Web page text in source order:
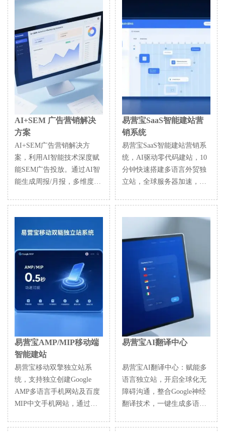
造跨境电商独立站，实现品
牌出海与全球销售增长。 平
台支持多语言、多币种、多
渠道营销，内置AI智能翻译
与SEO优化系统，适配东南
亚、欧美、拉美、中东等主
流市场，助力中国制造企业
高效布局国际电商版图。
效、更直观的方式触达B端
与C端客户。通过云建站、
大数据分析与广告智能投放
体系，助力企业打破渠道壁
垒，实现国内外市场拓展与
品牌价值提升。
AI+SEM 广告营销解决
方案
AI+SEM广告营销解决方
案，利用AI智能技术深度赋
能SEM广告投放。通过AI智
能生成周报/月报，多维度呈
投放成效与趋势。AI精准推
荐关键词与投放国家，智能
生成高转化广告语，一键启
快速获客。同时，系统实时
监测核心指标，智能识别波
动异常并及时预警，保障广
告效果稳定高回报。
易营宝SaaS智能建站营
销系统
易营宝SaaS智能建站营销系
统，AI驱动零代码建站，10
分钟快速搭建多语言外贸独
立站，全球服务器加速，AI
效连接全球市场。技术与操
作的完美融合，让外贸建站
易营宝AMP/MIP移动端
智能建站
易营宝移动双擎独立站系
统，支持独立创建Google
AMP多语言手机网站及百度
MIP中文手机网站，通过谷
毫秒级加载，提升搜索排名
易营宝AI翻译中心
易营宝AI翻译中心：赋能多
语言独立站，开启全球化无
障碍沟通，整合Google神经
翻译技术，一键生成多语言
本地化，提升全球市场竞争